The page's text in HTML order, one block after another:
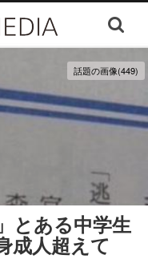
話題の画像(449)
とある中学生
成人超えて